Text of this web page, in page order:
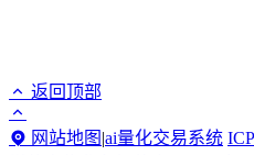
返回顶部
网站地图 |ai量化交易系统